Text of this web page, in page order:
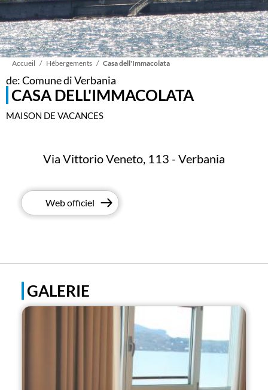
Fil
d'Ariane
Accueil Hébergements Casa dell'Immacolata
de: Comune di Verbania
CASA DELL'IMMACOLATA
MAISON DE VACANCES
Via Vittorio Veneto, 113 - Verbania
Web officiel
GALERIE